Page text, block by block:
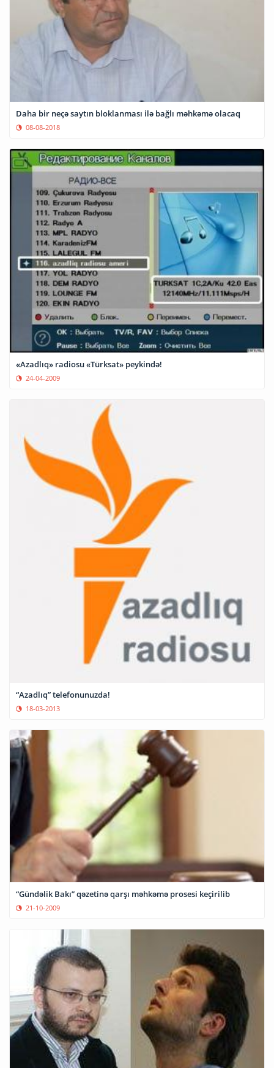
Daha bir neçə saytın bloklanması ilə bağlı məhkəmə olacaq
08-08-2018
«Azadlıq» radiosu «Türksat» peykində!
24-04-2009
“Azadlıq” telefonunuzda!
18-03-2013
“Gündəlik Bakı” qəzetinə qarşı məhkəmə prosesi keçirilib
21-10-2009